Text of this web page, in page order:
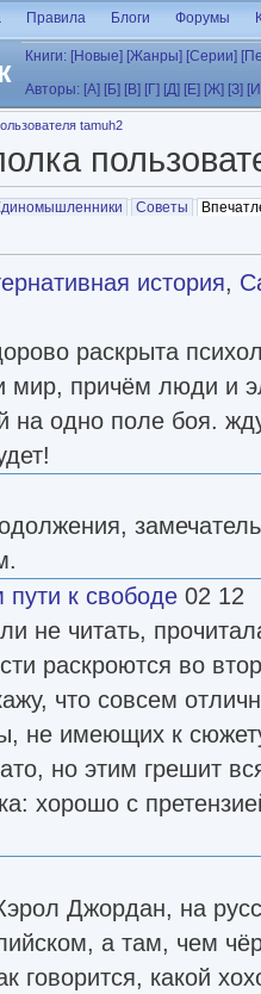
Правила Блоги Форумы
Книги: [Новые] [Жанры] [Серии]
Авторы: [А] [Б] [В] [Г] [Д] [Е] [Ж] [З]
tamuh2
Советы
история,
раскрыта
мир, причём люди и
на одно поле боя.
к свободе 02 12
не читать,
раскроются во
что совсем
не имеющих к
но этим грешит
хорошо с
Джордан, на
а там, чем
говорится, какой